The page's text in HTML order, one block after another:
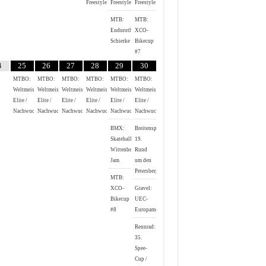
Freestyle
Freestyle
MTB:
Endurothon
Schierke
Freestyle
MTB:
XCO-
Bikecup
#7
25
MTBO:
Weltmeisterschaften
Elite /
Nachwuchs
26
MTBO:
Weltmeisterschaften
Elite /
Nachwuchs
27
MTBO:
Weltmeisterschaften
Elite /
Nachwuchs
28
MTBO:
Weltmeisterschaften
Elite /
Nachwuchs
29
MTBO:
Weltmeisterschaften
Elite /
Nachwuchs
BMX:
Skatehalle
Wittenberg
Jam
MTB:
XCO-
Bikecup
#8
30
MTBO:
Weltmeisterschaften
Elite /
Nachwuchs
Breitensport:
19.
Rund
um den
Petersberg
Gravel:
UEC-
Europameisterschaft
Rennrad:
35.
Spee-
Cup /